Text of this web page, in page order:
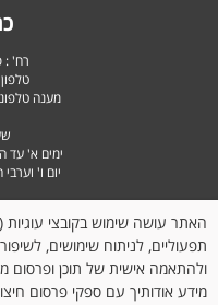
רח' :
מענה טלפוני בין
ימים א' עד ה' - מ-
יום ו' וערבי חג - מ-
תפעוליים, לניתוח שימושים,
ולהתאמה אישית של תוכן ופרסום
מידע אודותיך עם ספקי פרסום